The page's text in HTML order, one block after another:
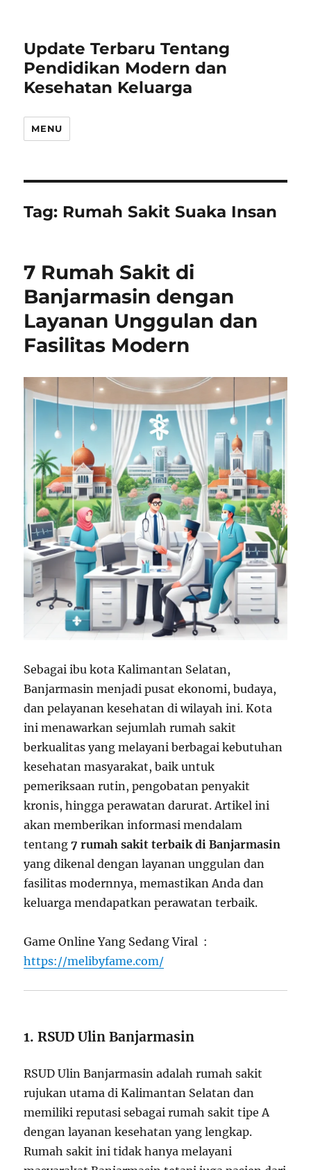
Update Terbaru Tentang
Pendidikan Modern dan
Kesehatan Keluarga
MENU
Tag: Rumah Sakit Suaka Insan
7 Rumah Sakit di
Banjarmasin dengan
Layanan Unggulan dan
Fasilitas Modern
Sebagai ibu kota Kalimantan Selatan,
Banjarmasin menjadi pusat ekonomi, budaya,
dan pelayanan kesehatan di wilayah ini. Kota
ini menawarkan sejumlah rumah sakit
berkualitas yang melayani berbagai kebutuhan
kesehatan masyarakat, baik untuk
pemeriksaan rutin, pengobatan penyakit
kronis, hingga perawatan darurat. Artikel ini
akan memberikan informasi mendalam
tentang7 rumah sakit terbaik di Banjarmasin
yang dikenal dengan layanan unggulan dan
fasilitas modernnya, memastikan Anda dan
keluarga mendapatkan perawatan terbaik.
Game Online Yang Sedang Viral :
https://melibyfame.com/
1. RSUD Ulin Banjarmasin
RSUD Ulin Banjarmasin adalah rumah sakit
rujukan utama di Kalimantan Selatan dan
memiliki reputasi sebagai rumah sakit tipe A
dengan layanan kesehatan yang lengkap.
Rumah sakit ini tidak hanya melayani